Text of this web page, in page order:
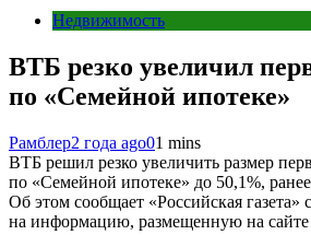
Недвижимость
ВТБ резко увеличил
по «Семейной ипотеке»
Рамблер2 года ago01 mins
ВТБ решил резко увеличить размер
по «Семейной ипотеке» до 50,1%,
Об этом сообщает «Российская газета»
на информацию, размещенную на сайте